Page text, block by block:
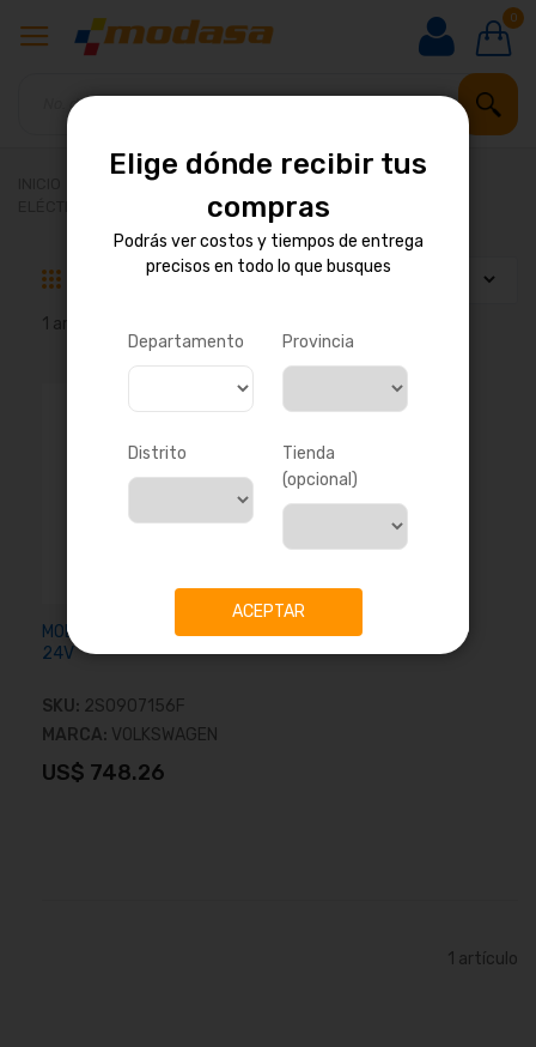
0
REPUESTOS PARA MOTOR
ELÉCTRICO Y ELECTRÓNICO
GOVERNADORES
Parrilla
1 artículo
MODULO DE UNIDAD LOGICA
24V
SKU: 2S0907156F
MARCA: VOLKSWAGEN
US$ 748.26
1 artículo
Elige dónde recibir tus
compras
Podrás ver costos y tiempos de entrega
precisos en todo lo que busques
Departamento Provincia
Distrito
Tienda
(opcional)
ACEPTAR